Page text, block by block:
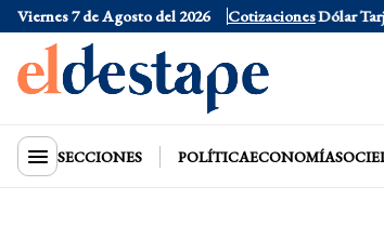
Viernes 7 de Agosto del 2026 Cotizaciones
Dólar Oficial $1520 Dólar Tarjeta
SECCIONES POLÍTICAECONOMÍA